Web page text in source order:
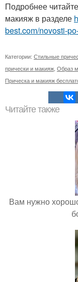
Подробнее
макияж в разделе
best.com/novosti-
Категории: Стильные
прически и макияж Образ
Прическа и макияж
Читайте также
Вам нужно